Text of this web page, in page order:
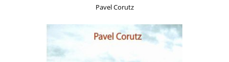
Pavel Corutz